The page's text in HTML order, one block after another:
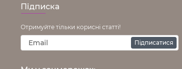
Підписка
Отримуйте тільки корисні статті!
Підписатися